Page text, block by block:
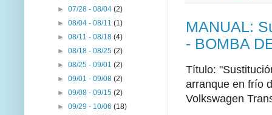
MANUAL:
- BOMBA
Título:
arranque en frío
Volkswagen
►07/28 - 08/04(2)
►08/04 - 08/11(1)
►08/11 - 08/18(4)
►08/18 - 08/25(2)
►08/25 - 09/01(2)
►09/01 - 09/08(2)
►09/08 - 09/15(2)
►09/29 - 10/06(18)